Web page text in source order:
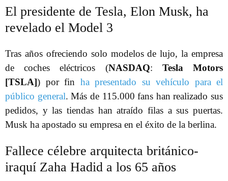
El presidente de Tesla, Elon Musk, ha
revelado el Model 3
Tras años ofreciendo solo modelos de lujo, la empresa
de coches eléctricos (NASDAQ: Tesla Motors
[TSLA]) por fin ha presentado su vehículo para el
público general. Más de 115.000 fans han realizado sus
pedidos, y las tiendas han atraído filas a sus puertas.
Musk ha apostado su empresa en el éxito de la berlina.
Fallece célebre arquitecta británico-
iraquí Zaha Hadid a los 65 años